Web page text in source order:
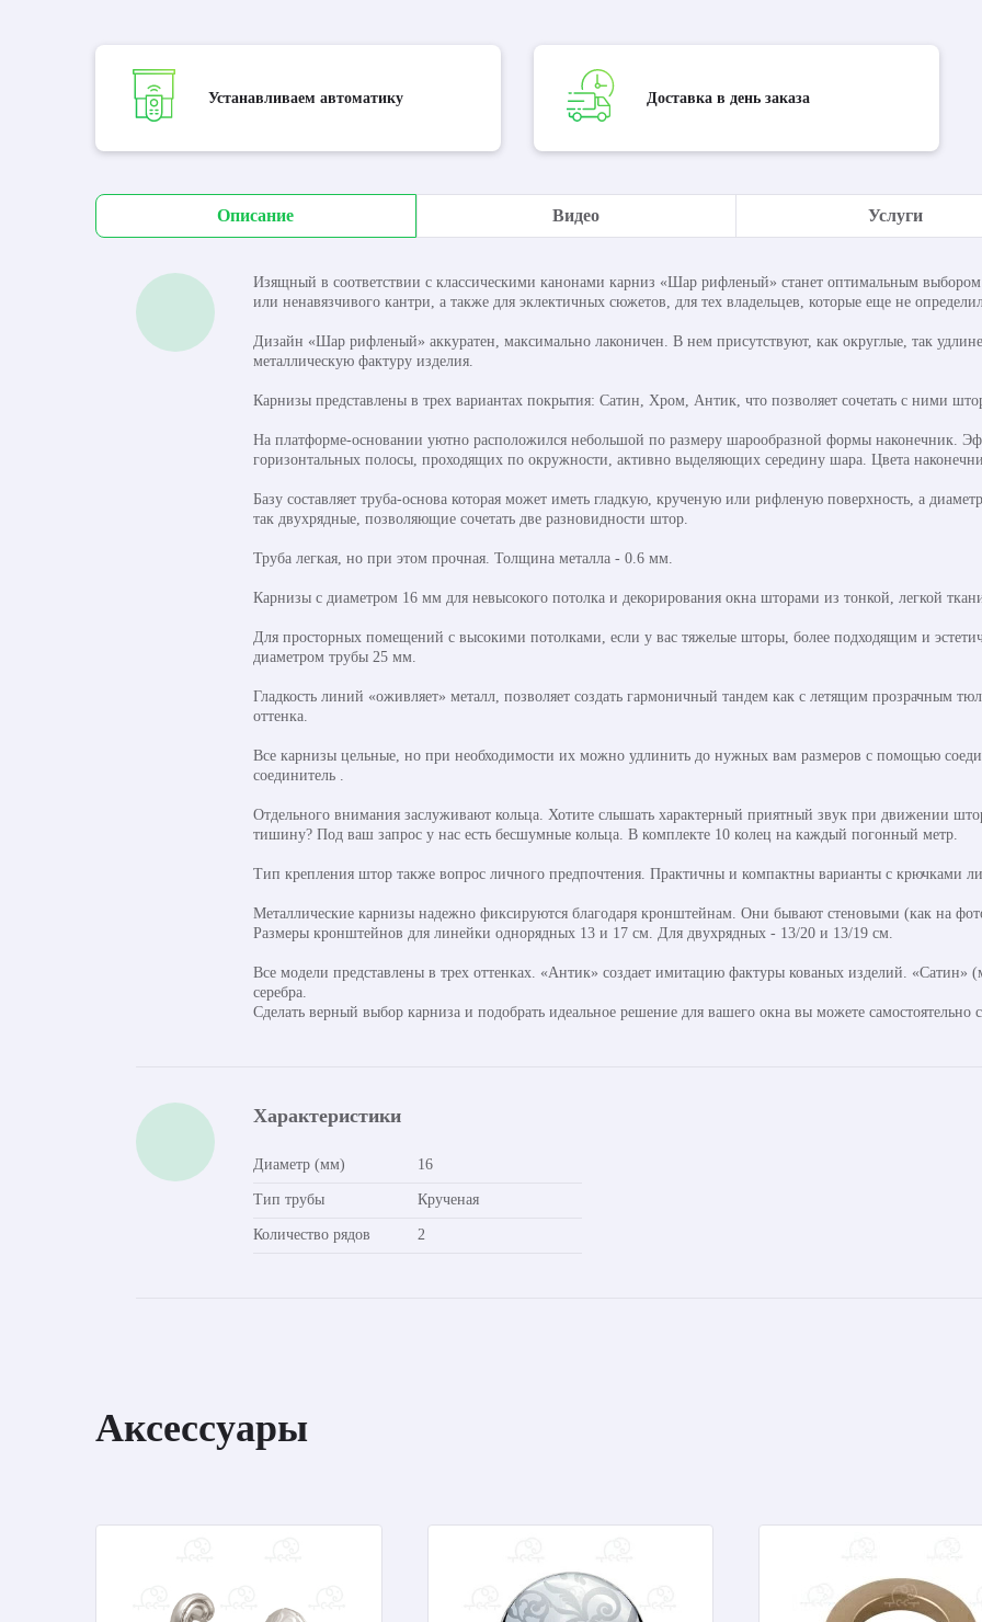
Устанавливаем автоматику Доставка в день заказа
Описание Видео Услуги
Изящный в соответствии с классическими канонами карниз «Шар рифленый» станет оптимальным выбором
или ненавязчивого кантри, а также для эклектичных сюжетов, для тех владельцев, которые еще не
Дизайн «Шар рифленый» аккуратен, максимально лаконичен. В нем присутствуют, как округлые, так
металлическую фактуру изделия.
Карнизы представлены в трех вариантах покрытия: Сатин, Хром, Антик, что позволяет сочетать с ними
На платформе-основании уютно расположился небольшой по размеру шарообразной формы наконечник.
горизонтальных полосы, проходящих по окружности, активно выделяющих середину шара. Цвета
Базу составляет труба-основа которая может иметь гладкую, крученую или рифленую поверхность, а
так двухрядные, позволяющие сочетать две разновидности штор.
Труба легкая, но при этом прочная. Толщина металла - 0.6 мм.
Карнизы с диаметром 16 мм для невысокого потолка и декорирования окна шторами из тонкой, легкой
Для просторных помещений с высокими потолками, если у вас тяжелые шторы, более подходящим и
диаметром трубы 25 мм.
Гладкость линий «оживляет» металл, позволяет создать гармоничный тандем как с летящим прозрачным
оттенка.
Все карнизы цельные, но при необходимости их можно удлинить до нужных вам размеров с помощью
соединитель .
Отдельного внимания заслуживают кольца. Хотите слышать характерный приятный звук при движении
тишину? Под ваш запрос у нас есть бесшумные кольца. В комплекте 10 колец на каждый погонный метр.
Тип крепления штор также вопрос личного предпочтения. Практичны и компактны варианты с крючками
Металлические карнизы надежно фиксируются благодаря кронштейнам. Они бывают стеновыми (как на
Размеры кронштейнов для линейки однорядных 13 и 17 см. Для двухрядных - 13/20 и 13/19 см.
Все модели представлены в трех оттенках. «Антик» создает имитацию фактуры кованых изделий. «Сатин»
серебра.
Сделать верный выбор карниза и подобрать идеальное решение для вашего окна вы можете самостоятельно
Характеристики
Диаметр (мм) 16
Тип трубы Крученая
Количество рядов 2
Аксессуары